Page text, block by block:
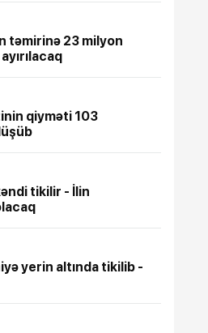
təmirinə 23 milyon
qiyməti 103
tikilir - İlin
yerin altında tikilib -